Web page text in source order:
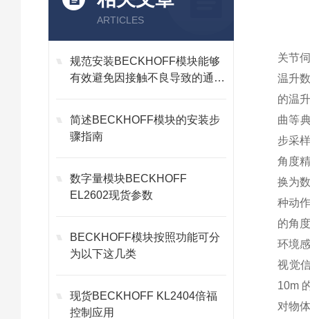
ARTICLES
规范安装BECKHOFF模块能够
有效避免因接触不良导致的通讯
简述BECKHOFF模块的安装步
骤指南
数字量模块BECKHOFF
EL2602现货参数
BECKHOFF模块按照功能可分
为以下这几类
现货BECKHOFF KL2404倍福
控制应用
关节
温升
的温
曲等
步采
角度
换为
种动
的角
环境
视觉
10m
对物